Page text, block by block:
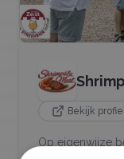
Bekijk
Op eigenwijze